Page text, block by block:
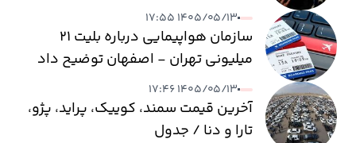
۱۴۰۵/۰۵/۱۳ ۱۷:۵۵
سازمان هواپیمایی درباره بلیت ۲۱
میلیونی تهران - اصفهان توضیح داد
۱۴۰۵/۰۵/۱۳ ۱۷:۴۶
آخرین قیمت سمند، کوییک، پراید، پژو،
تارا و دنا / جدول